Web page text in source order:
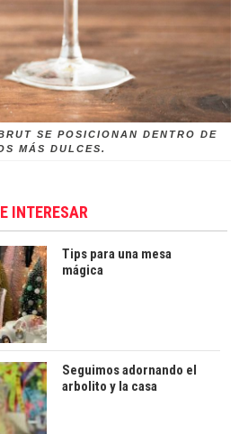
SE POSICIONAN DENTRO DE
MÁS DULCES.
INTERESAR
Tips para una mesa
mágica
Seguimos adornando el
arbolito y la casa